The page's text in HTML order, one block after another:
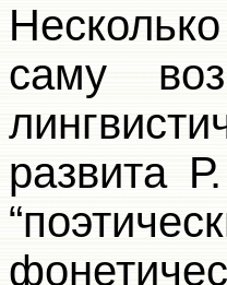
саму
развита